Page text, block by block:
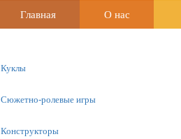
Главная О нас
Куклы
Сюжетно-ролевые игры
Конструкторы